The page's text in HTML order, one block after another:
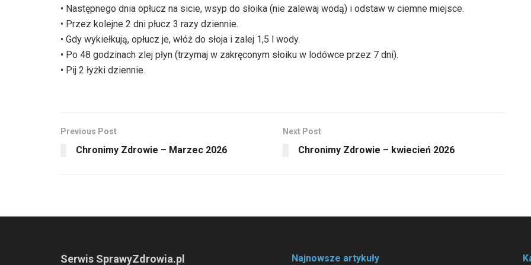
• Następnego dnia opłucz na sicie, wsyp do słoika (nie zalewaj wodą) i odstaw w ciemne miejsce.
• Przez kolejne 2 dni płucz 3 razy dziennie.
• Gdy wykiełkują, opłucz je, włóż do słoja i zalej 1,5 l wody.
• Po 48 godzinach zlej płyn (trzymaj w zakręconym słoiku w lodówce przez 7 dni).
• Pij 2 łyżki dziennie.
Previous Post
Chronimy Zdrowie ­– Marzec 2026
Next Post
Chronimy Zdrowie ­– kwiecień 2026
Serwis SprawyZdrowia.pl Najnowsze artykuły